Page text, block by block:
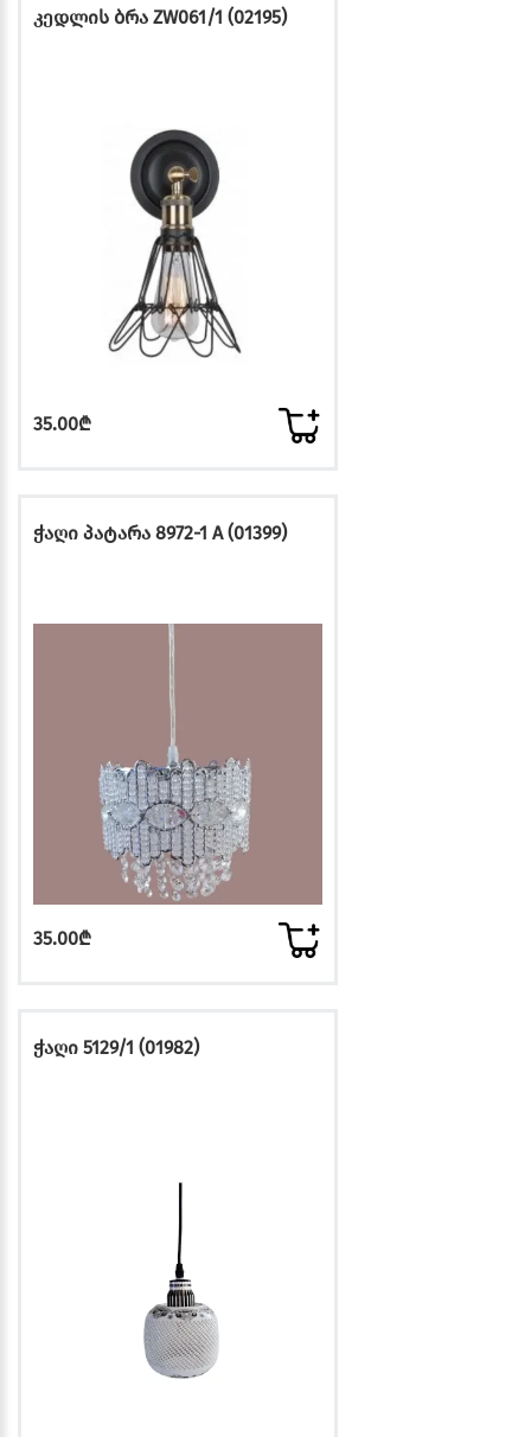
კედლის ბრა ZW061/1 (02195)
35.00₾
ჭაღი პატარა 8972-1 A (01399)
35.00₾
ჭაღი 5129/1 (01982)